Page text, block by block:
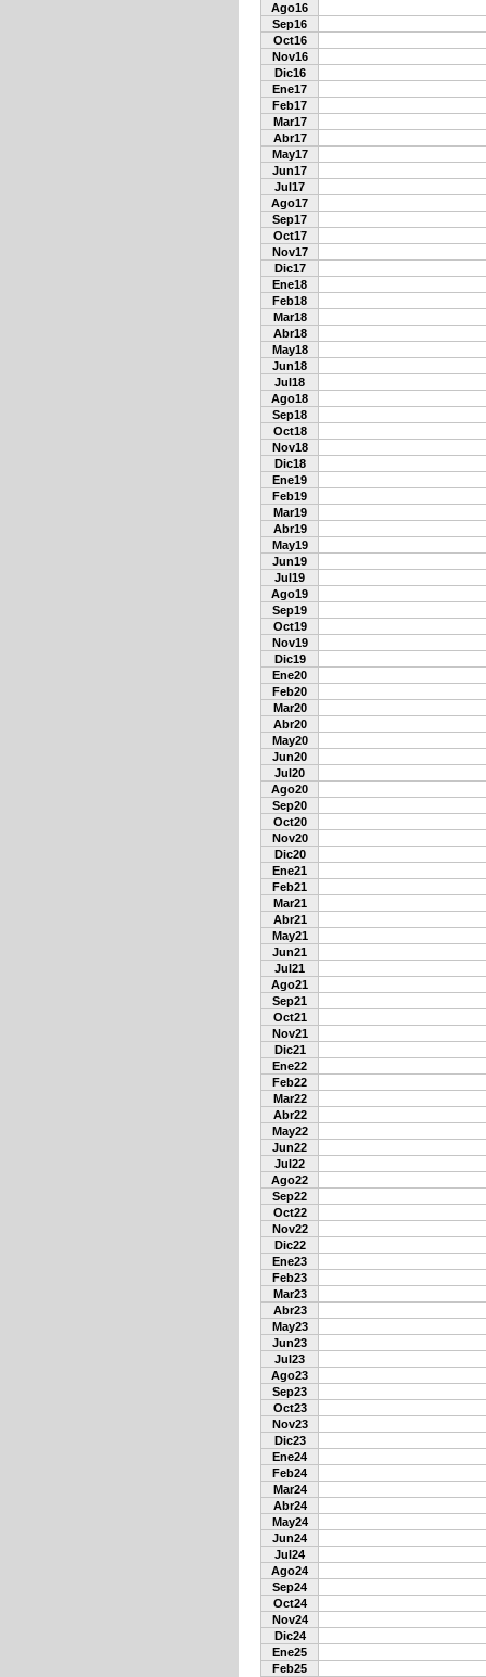
Ago16
Sep16
Oct16
Nov16
Dic16
Ene17
Feb17
Mar17
Abr17
May17
Jun17
Jul17
Ago17
Sep17
Oct17
Nov17
Dic17
Ene18
Feb18
Mar18
Abr18
May18
Jun18
Jul18
Ago18
Sep18
Oct18
Nov18
Dic18
Ene19
Feb19
Mar19
Abr19
May19
Jun19
Jul19
Ago19
Sep19
Oct19
Nov19
Dic19
Ene20
Feb20
Mar20
Abr20
May20
Jun20
Jul20
Ago20
Sep20
Oct20
Nov20
Dic20
Ene21
Feb21
Mar21
Abr21
May21
Jun21
Jul21
Ago21
Sep21
Oct21
Nov21
Dic21
Ene22
Feb22
Mar22
Abr22
May22
Jun22
Jul22
Ago22
Sep22
Oct22
Nov22
Dic22
Ene23
Feb23
Mar23
Abr23
May23
Jun23
Jul23
Ago23
Sep23
Oct23
Nov23
Dic23
Ene24
Feb24
Mar24
Abr24
May24
Jun24
Jul24
Ago24
Sep24
Oct24
Nov24
Dic24
Ene25
Feb25